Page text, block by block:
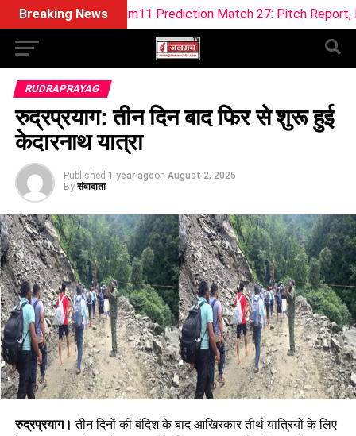
Breaking News
Dream11 Prediction Match 27: Pitch Report, Playing XI &
RUDRAPRAYAG
रुद्रप्रयाग: तीन दिन बाद फिर से शुरू हुई
केदारनाथ यात्रा
Published 1 year agoon August 2, 2025
By संवादाता
रुद्रप्रयाग। तीन दिनों की बंदिश के बाद आखिरकार तीर्थ यात्रियों के लिए